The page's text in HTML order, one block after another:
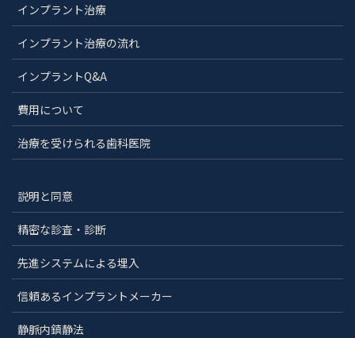
インプラント治療
インプラント治療の流れ
インプラントQ&A
費用について
治療を受けられる歯科医院
説明と同意
精密な診査・診断
先進システムによる埋入
信頼あるインプラントメーカー
静脈内鎮静法